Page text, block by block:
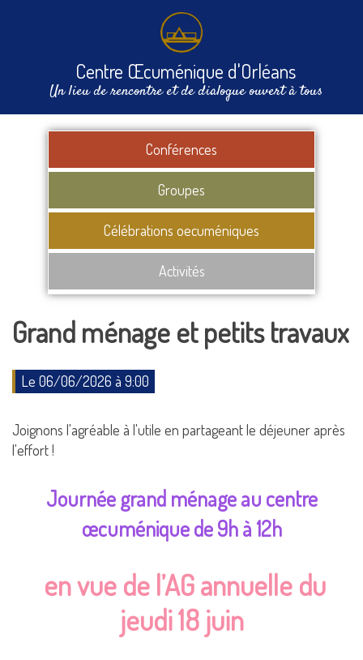
Centre Œcuménique d'Orléans
Un lieu de rencontre et de dialogue ouvert à tous
Conférences
Groupes
Célébrations oecuméniques
Activités
Grand ménage et petits travaux
Le 06/06/2026 à 9:00
Joignons l'agréable à l'utile en partageant le déjeuner après
l'effort !
Journée grand ménage au centre
œcuménique de 9h à 12h
en vue de l’AG annuelle du
jeudi 18 juin